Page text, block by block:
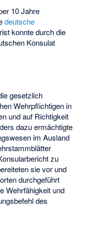
10 Jahre
deutsche
konnte durch die
Konsulat
gesetzlich
Wehrpflichtigen in
und auf Richtigkeit
dazu ermächtigte
im Ausland
zu
sie vor und
durchgeführt
Wehrfähigkeit und
des